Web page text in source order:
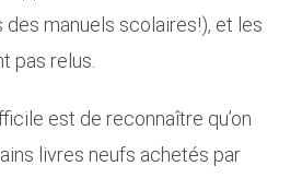
des manuels scolaires!), et les
pas relus.
est de reconnaître qu’on
livres neufs achetés par